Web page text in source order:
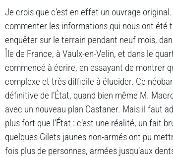
Je crois que c’est en effet un ouvrage
commenter les informations qui nous ont été
enquêter sur le terrain pendant neuf mois,
Île de France, à Vaulx-en-Velin, et dans le
commencé à écrire, en essayant de montrer
complexe et très difficile à élucider. Ce
définitive de l’État, quand bien même M.
avec un nouveau plan Castaner. Mais il faut
plus fort que l’État : c’est une réalité, un fait
quelques Gilets jaunes non-armés ont pu
fois plus de personnes, armées jusqu’aux